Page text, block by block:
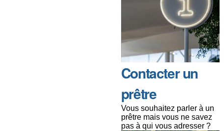
Contacter un
prêtre
Vous souhaitez parler à un
prêtre mais vous ne savez
pas à qui vous adresser ?